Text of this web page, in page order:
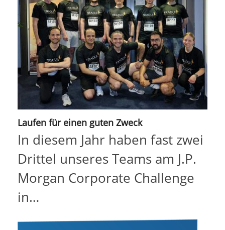
Laufen für einen guten Zweck
In diesem Jahr haben fast zwei
Drittel unseres Teams am J.P.
Morgan Corporate Challenge
in…